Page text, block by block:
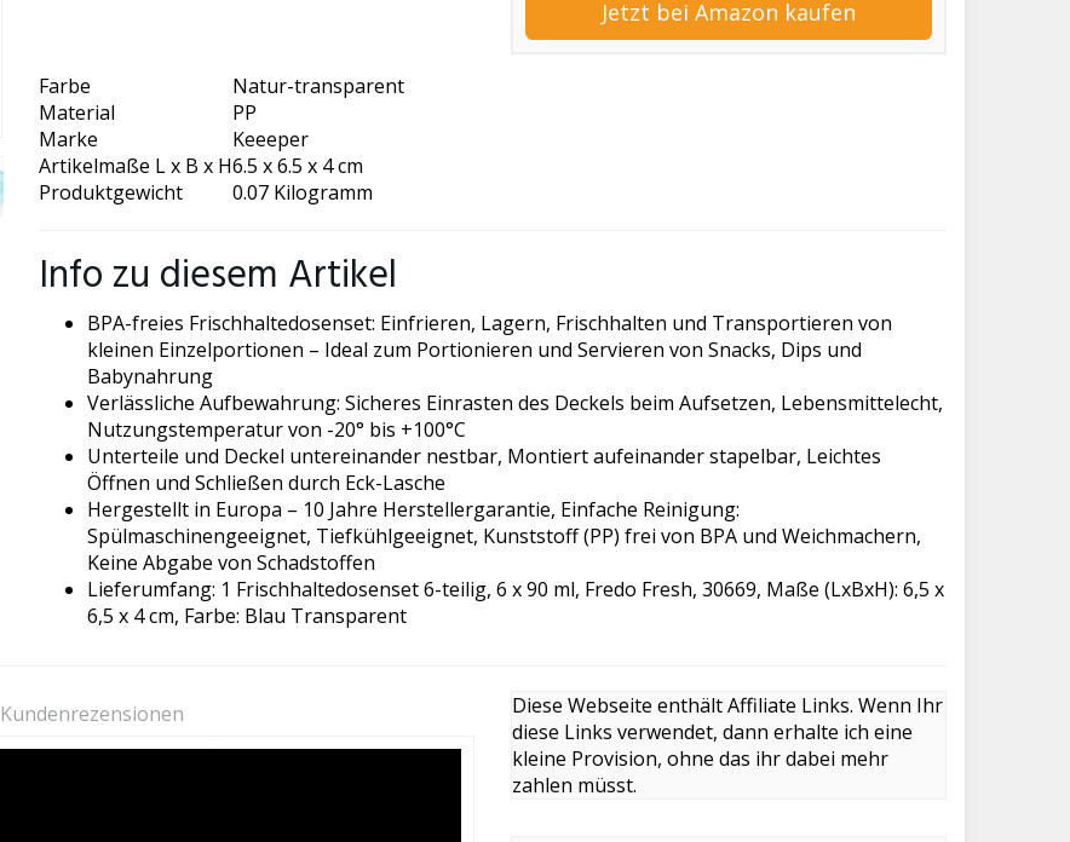
Jetzt bei Amazon kaufen
Farbe
Natur-transparent
Material
PP
Marke
Keeeper
Artikelmaße L x B x H6.5 x 6.5 x 4 cm
Produktgewicht
0.07 Kilogramm
Info zu diesem Artikel
BPA-freies Frischhaltedosenset: Einfrieren, Lagern, Frischhalten und Transportieren von
kleinen Einzelportionen – Ideal zum Portionieren und Servieren von Snacks, Dips und
Babynahrung
Verlässliche Aufbewahrung: Sicheres Einrasten des Deckels beim Aufsetzen, Lebensmittelecht,
Nutzungstemperatur von -20° bis +100°C
Unterteile und Deckel untereinander nestbar, Montiert aufeinander stapelbar, Leichtes
Öffnen und Schließen durch Eck-Lasche
Hergestellt in Europa – 10 Jahre Herstellergarantie, Einfache Reinigung:
Spülmaschinengeeignet, Tiefkühlgeeignet, Kunststoff (PP) frei von BPA und Weichmachern,
Keine Abgabe von Schadstoffen
Lieferumfang: 1 Frischhaltedosenset 6-teilig, 6 x 90 ml, Fredo Fresh, 30669, Maße (LxBxH): 6,5 x
6,5 x 4 cm, Farbe: Blau Transparent
Kundenrezensionen
Diese Webseite enthält Affiliate Links. Wenn Ihr
diese Links verwendet, dann erhalte ich eine
kleine Provision, ohne das ihr dabei mehr
zahlen müsst.